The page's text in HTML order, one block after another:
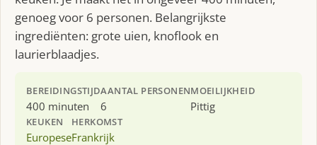
genoeg voor 6 personen. Belangrijkste
ingrediënten: grote uien, knoflook en
laurierblaadjes.
BEREIDINGSTIJD
400 minuten
AANTAL PERSONEN
6
MOEILIJKHEID
Pittig
KEUKEN
Europese
HERKOMST
Frankrijk